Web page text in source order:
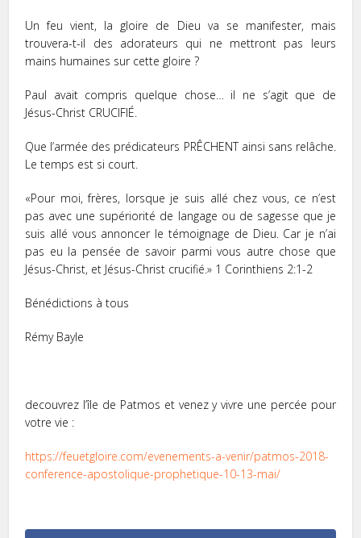
Un feu vient, la gloire de Dieu va se manifester, mais
trouvera-t-il des adorateurs qui ne mettront pas leurs
mains humaines sur cette gloire ?
Paul avait compris quelque chose… il ne s’agit que de
Jésus-Christ CRUCIFIÉ.
Que l’armée des prédicateurs PRÊCHENT ainsi sans relâche.
Le temps est si court.
«Pour moi, frères, lorsque je suis allé chez vous, ce n’est
pas avec une supériorité de langage ou de sagesse que je
suis allé vous annoncer le témoignage de Dieu. Car je n’ai
pas eu la pensée de savoir parmi vous autre chose que
Jésus-Christ, et Jésus-Christ crucifié.» 1 Corinthiens‬ ‭2:1-2‬ ‭
Bénédictions à tous
Rémy Bayle
decouvrez l’île de Patmos et venez y vivre une percée pour
votre vie :
https://feuetgloire.com/evenements-a-venir/patmos-2018-
conference-apostolique-prophetique-10-13-mai/